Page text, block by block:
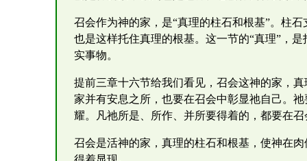
召会作为神的家，是“真理的柱石和根基”。柱
也是这样托住真理的根基。这一节的“真理”，
实事物。
提前三章十六节给我们看见，召会这神的家，
家并有安息之所，也要在召会中彰显祂自己。
耀。凡祂所是、所作、并所要得着的，都要在
召会是活神的家，真理的柱石和根基，使神在